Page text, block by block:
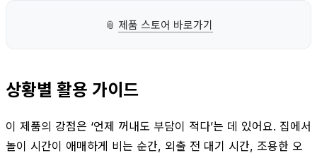
📎 제품 스토어 바로가기
상황별 활용 가이드
이 제품의 강점은 ‘언제 꺼내도 부담이 적다’는 데 있어요. 집에서
놀이 시간이 애매하게 비는 순간, 외출 전 대기 시간, 조용한 오